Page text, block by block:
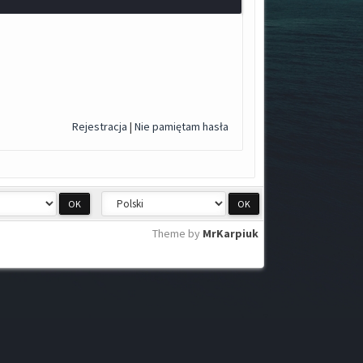
Rejestracja | Nie pamiętam hasła
Theme by MrKarpiuk